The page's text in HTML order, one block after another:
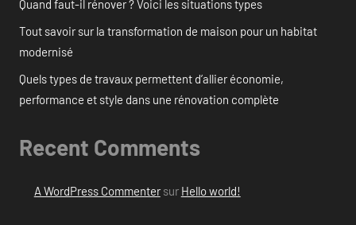
Quand faut-il rénover ? Voici les situations types
Tout savoir sur la transformation de maison pour un habitat
modernisé
Quels types de travaux permettent d’allier économie,
performance et style dans une rénovation complète
Recent Comments
A WordPress Commentersur Hello world!